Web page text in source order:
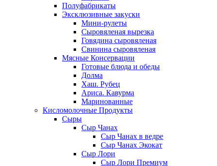
Полуфабрикаты
Эксклюзивные закуски
Мини-рулеты
Сыровяленая вырезка
Говядина сыровяленая
Свинина сыровяленая
Мясные Консервации
Готовые блюда и обеды
Долма
Хаш. Рубец
Ариса. Кавурма
Маринованные
Кисломолочные Продукты
Сыры
Сыр Чанах
Сыр Чанах в ведре
Сыр Чанах Экокат
Сыр Лори
Сыр Лори Премиум